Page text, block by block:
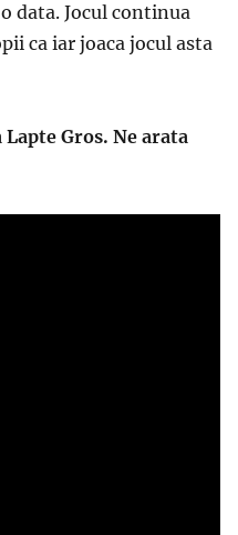
data. Jocul continua
ca iar joaca jocul asta
Gros. Ne arata